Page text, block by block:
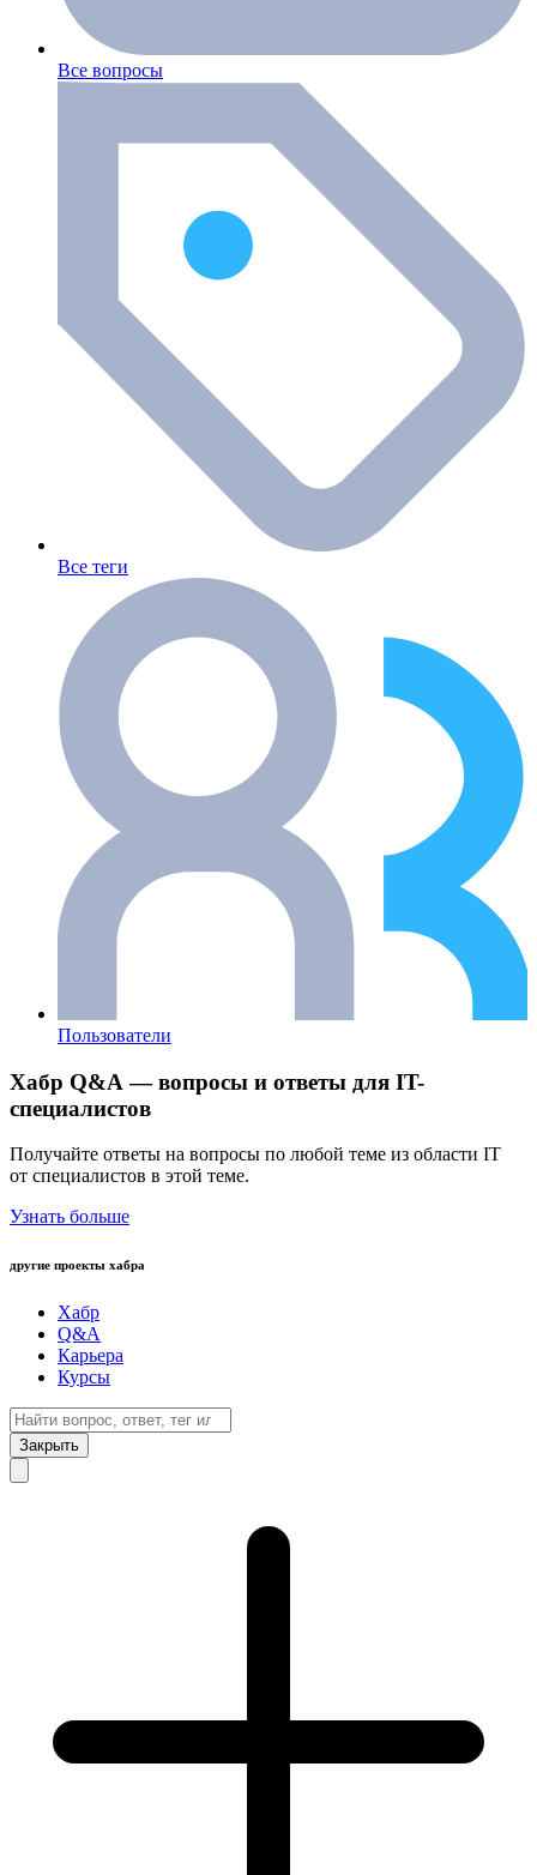
Все вопросы
Все теги
Пользователи
Хабр Q&A — вопросы и ответы для IT-
специалистов
Получайте ответы на вопросы по любой теме из области IT
от специалистов в этой теме.
Узнать больше
другие проекты хабра
Хабр
Q&A
Карьера
Курсы
Закрыть